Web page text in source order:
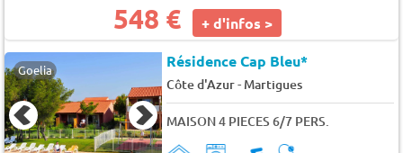
548 € + d'infos >
Goelia Résidence Cap Bleu*
Côte d'Azur- Martigues
MAISON 4 PIECES 6/7 PERS.